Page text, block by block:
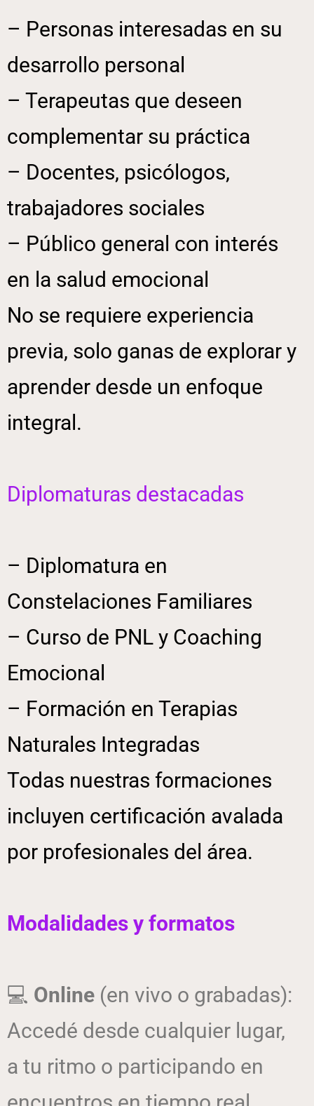
– Personas interesadas en su
desarrollo personal
– Terapeutas que deseen
complementar su práctica
– Docentes, psicólogos,
trabajadores sociales
– Público general con interés
en la salud emocional
No se requiere experiencia
previa, solo ganas de explorar y
aprender desde un enfoque
integral.
Diplomaturas destacadas
– Diplomatura en
Constelaciones Familiares
– Curso de PNL y Coaching
Emocional
– Formación en Terapias
Naturales Integradas
Todas nuestras formaciones
incluyen certificación avalada
por profesionales del área.
Modalidades y formatos
💻 Online (en vivo o grabadas):
Accedé desde cualquier lugar,
a tu ritmo o participando en